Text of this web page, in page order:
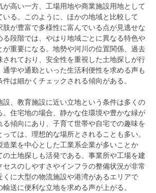
高い一方、工場用地や商業施設用地として
いる。このように、ほかの地域と比較して
肢が豊富で多様性に富んでいる点が見逃せな
る段階では、やはり地域ごとに異なる特色や
が重要になる。地勢や河川の位置関係、過去
されており、安全性を重視した土地探しが行
学や通勤といった生活利便性を求める声も
は細かくチェックされる傾向がある。
設、教育施設に近い立地という条件は多くの
。住宅地の場合、静かな住環境や豊かな緑が
傾向にあり、子育て世帯や自宅での趣味を
ては、理想的な場所とされることも多い。
造業を中心とした工業系企業が多いことか
の土地探しも活発である。事業所や工場を建
スのしやすさやインフラの整備状況が非常
くに大型の物流施設や港湾があるエリアで
送に便利な立地を求める声が上がる。